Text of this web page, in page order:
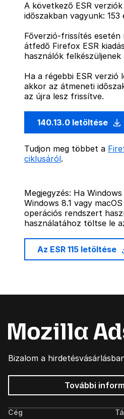
A következő ESR
időszakban vagyunk: 153
Főverzió-frissítés esetén
átfedő Firefox ESR
használók felkészüljenek
Ha a régebbi ESR verzió
akkor az átmeneti
az újra lesz frissítve.
140.13.0 letöltése
Tudjon meg többet a
ciklusáról.
Megjegyzés: Ha
Windows 8.1 vagy macOS
operációs rendszert
használatához töltse le
Az ESR 115 letöltése
Bizalom a
További
Cég